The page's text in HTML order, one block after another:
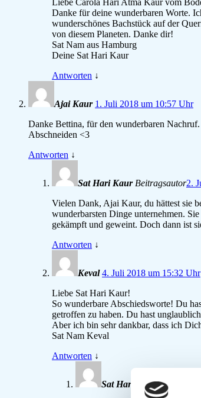
Danke für deine wunderbaren Worte.
wunderschönes Bachstück auf der
von diesem Planeten. Danke dir!
Sat Nam aus Hamburg
Deine Sat Hari Kaur
Antworten ↓
Ajai Kaur 1. Juli 2018 um 10:57 Uhr
Danke Bettina, für den wunderbaren
Abschneiden <3
Antworten ↓
Sat Hari Kaur Beitragsautor2.
Vielen Dank, Ajai Kaur, du hättest sie
wunderbarsten Dinge unternehmen.
gekämpft und geweint. Doch dann ist
Antworten ↓
Keval 4. Juli 2018 um 15:32 Uhr
Liebe Sat Hari Kaur!
So wunderbare Abschiedsworte! Du
getroffen zu haben. Du hast
Aber ich bin sehr dankbar, dass ich
Sat Nam Keval
Antworten ↓
Sat Hari Kaur